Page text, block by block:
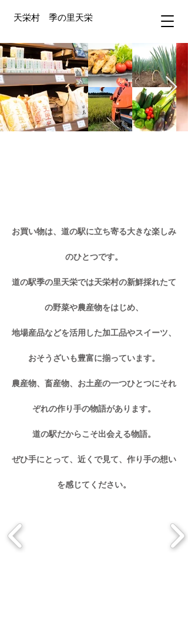
​天栄村 季の里天栄
お買い物は、道の駅に立ち寄る大きな楽しみ
のひとつです。
道の駅季の里天栄では天栄村の新鮮採れたて
の野菜や農産物をはじめ、
地場産品などを活用した加工品やスイーツ、
おそうざいも豊富に揃っています。
農産物、畜産物、お土産の一つひとつにそれ
ぞれの作り手の物語があります。
道の駅だからこそ出会える物語。
ぜひ手にとって、近くで見て、作り手の想い
を感じてください。